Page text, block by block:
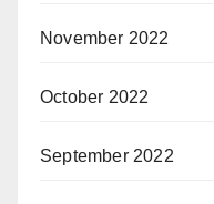
November 2022
October 2022
September 2022